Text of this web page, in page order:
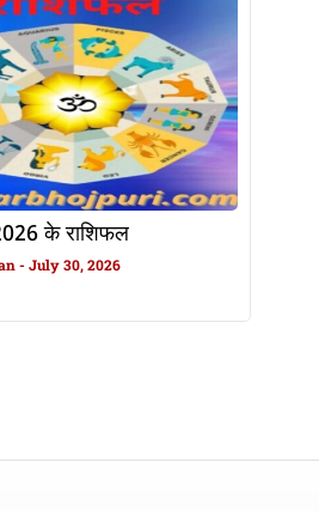
के राशिफल
July 30, 2026